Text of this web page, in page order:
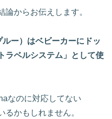
論からお伝えします。
ー）はベビーカーにドッ
ラベルシステム」として使
なのに対応してない
かもしれません。